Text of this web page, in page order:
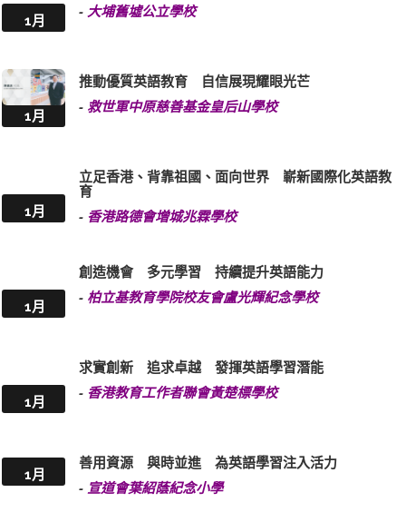
1月
- 大埔舊墟公立學校
1月
推動優質英語教育 自信展現耀眼光芒
- 救世軍中原慈善基金皇后山學校
1月
立足香港、背靠祖國、面向世界 嶄新國際化英語教
育
- 香港路德會增城兆霖學校
1月
創造機會 多元學習 持續提升英語能力
- 柏立基教育學院校友會盧光輝紀念學校
1月
求實創新 追求卓越 發揮英語學習潛能
- 香港教育工作者聯會黃楚標學校
1月
善用資源 與時並進 為英語學習注入活力
- 宣道會葉紹蔭紀念小學